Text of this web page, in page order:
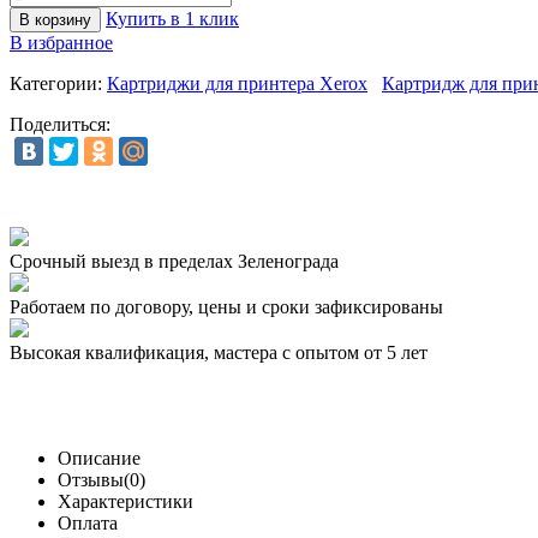
Купить в 1 клик
В избранное
Категории: Картриджи для принтера Xerox
Картридж для
Поделиться:
Срочный выезд в пределах Зеленограда
Работаем по договору, цены и сроки зафиксированы
Высокая квалификация, мастера с опытом от 5 лет
Описание
Отзывы(0)
Характеристики
Оплата